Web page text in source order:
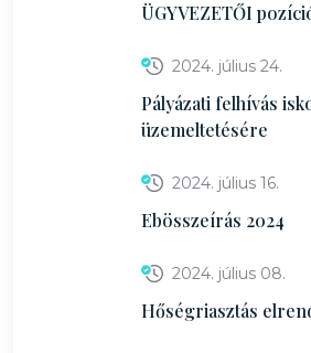
ÜGYVEZETŐI
2024. július 24.
Pályázati felhívás
üzemeltetésére
2024. július 16.
Ebösszeírás 2024
2024. július 08.
Hőségriasztás